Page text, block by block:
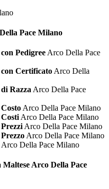
Pace Milano
Pedigree Arco Della Pace
Certificato Arco Della
Razza Arco Della Pace
Arco Della Pace Milano
Arco Della Pace Milano
Arco Della Pace Milano
Arco Della Pace Milano
Arco Della Pace Milano
Maltese Arco Della Pace